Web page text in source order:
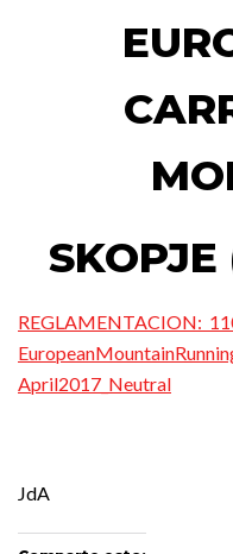
REGLAMENTACION:
April2017_Neutral
JdA